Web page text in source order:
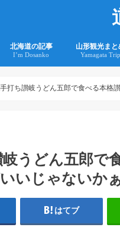
北海道の記事
I’m Dosanko
山形観光まと
Yamagata Trip
打ち讃岐うどん五郎で食べる本格
うどん五郎で
いじゃないか
はてブ